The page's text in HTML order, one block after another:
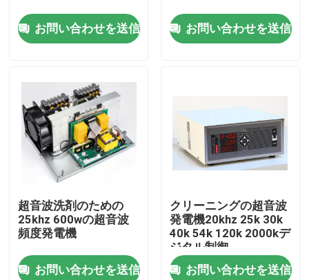
製品
私達について
工場旅行
品質管理
私達に連絡しなさい
お問い合わせを送信 お問い合わせを送信
超音波洗剤のための
25khz 600wの超音波
頻度発電機
お問い合わせを送信
クリーニングの超音波
発電機20khz 25k 30k
40k 54k 120k 2000kデ
ジタル制御
お問い合わせを送信